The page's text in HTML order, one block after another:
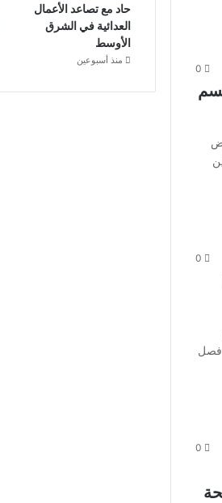
0
0
فصل
0
حاد مع تصاعد الأعمال
العدائية في الشرق
الأوسط
منذ أسبوعين